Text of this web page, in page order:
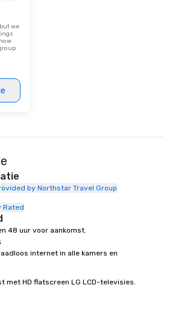
we
by Northstar Travel Group
Rated
48 uur voor aankomst.
internet in alle kamers en
met HD flatscreen LG LCD-televisies.